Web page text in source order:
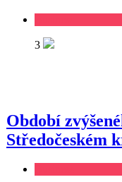
3
Období
Středočeském